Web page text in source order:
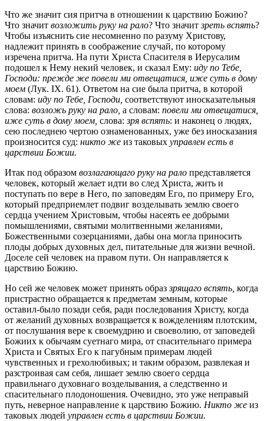
Что же значит сия притча в отношении к царствию Божию?
Что значит возложить руку на рало? Что значитзреть вспять?
Чтобы изъяснить сие несомненно по разуму Христову,
надлежит принять в соображение случай, по которому
изречена притча. На пути Христа Спасителя в Иерусалим
подошел к Нему некий человек, и сказал Ему: иду по Тебе,
Господи: прежде же повели ми отвещатися, иже суть в дому
моем (Лук. IX. 61). Ответом на сие была притча, в которой
словам: иду по Тебе, Господи, соответствуют иносказательныя
слова: возложь руку на рало, а словам: повели ми отвещатися,
иже суть в дому моем, слова:зря вспять: и наконец о людях,
сею последнею чертою ознаменованных, уже без иносказания
произносится суд: никто же из таковых управлен есть в
царствии Божии.
Итак под образом возлагающаго руку на рало представляется
человек, который желает идти во след Христа, жить и
поступать по вере в Него, по заповедям Его, по примеру Его,
который предприемлет подвиг возделывать землю своего
сердца учением Христовым, чтобы насеять ее добрыми
помышлениями, святыми молитвенными желаниями,
Божественными созерцаниями, дабы она могла приносить
плоды добрых духовных дел, питательные для жизни вечной.
Доселе сей человек на правом пути. Он направляется к
царствию Божию.
Но сей же человек может принять образзрящаго вспять, когда
пристрастно обращается к предметам земным, которые
оставил-было позади себя, ради последования Христу, когда
от желаний духовных возвращается к вожделениям плотским,
от послушания вере к своемудрию и своеволию, от заповедей
Божиих к обычаям суетнаго мира, от спасительнаго примера
Христа и Святых Его к пагубным примерам людей
чувственных и грехолюбивых; и таким образом, развлекая и
разстроивая сам себя, лишает землю своего сердца
правильнаго духовнаго возделывания, а следственно и
спасительнаго плодоношения. Очевидно, это уже неправый
путь, неверное направление к царствию Божию. Никто же из
таковых людей управлен есть в царствии Божии.